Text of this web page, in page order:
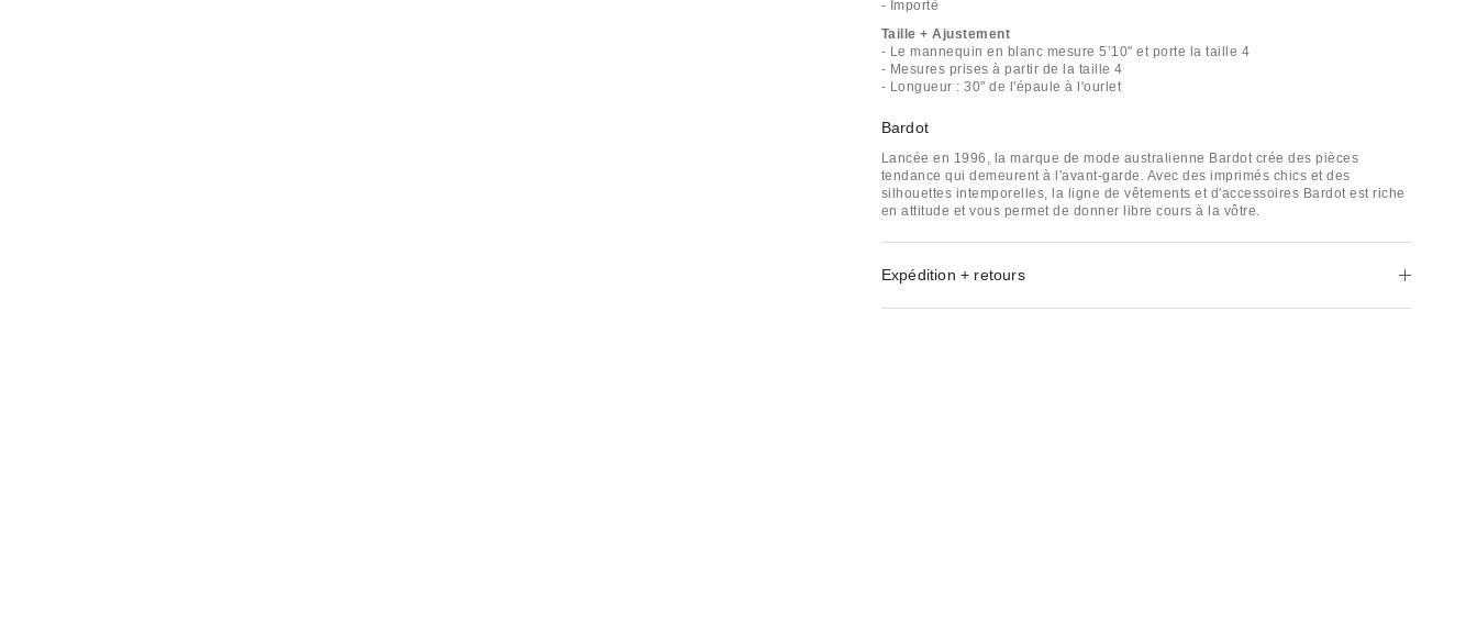
- Importé
Taille + Ajustement
- Le mannequin en blanc mesure 5’10" et porte la taille 4
- Mesures prises à partir de la taille 4
- Longueur : 30" de l'épaule à l'ourlet
Bardot
Lancée en 1996, la marque de mode australienne Bardot crée des pièces
tendance qui demeurent à l'avant-garde. Avec des imprimés chics et des
silhouettes intemporelles, la ligne de vêtements et d'accessoires Bardot est riche
en attitude et vous permet de donner libre cours à la vôtre.
Expédition + retours